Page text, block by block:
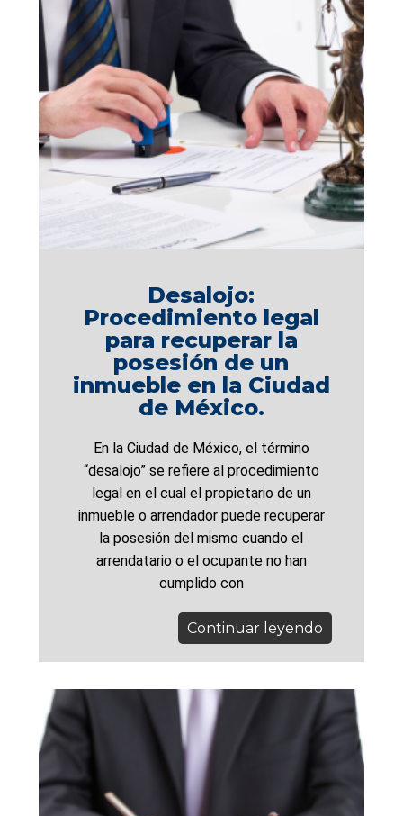
Desalojo:
Procedimiento legal
para recuperar la
posesión de un
inmueble en la Ciudad
de México.
En la Ciudad de México, el término
“desalojo” se refiere al procedimiento
legal en el cual el propietario de un
inmueble o arrendador puede recuperar
la posesión del mismo cuando el
arrendatario o el ocupante no han
cumplido con
Continuar leyendo